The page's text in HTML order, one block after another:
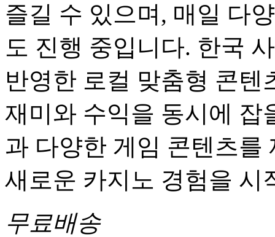
즐길 수 있으며, 매일 다
도 진행 중입니다. 한국
반영한 로컬 맞춤형 콘텐
재미와 수익을 동시에 잡
과 다양한 게임 콘텐츠를
새로운 카지노 경험을 시
무료배송